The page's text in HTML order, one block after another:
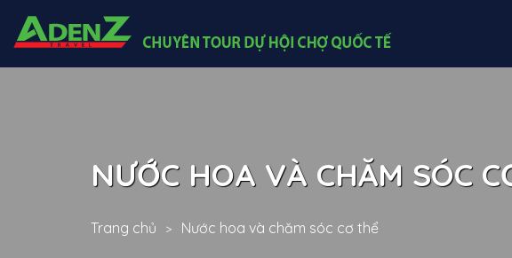
NƯỚC HOA VÀ CHĂM SÓC
Trang chủ Nước hoa và chăm sóc cơ thể